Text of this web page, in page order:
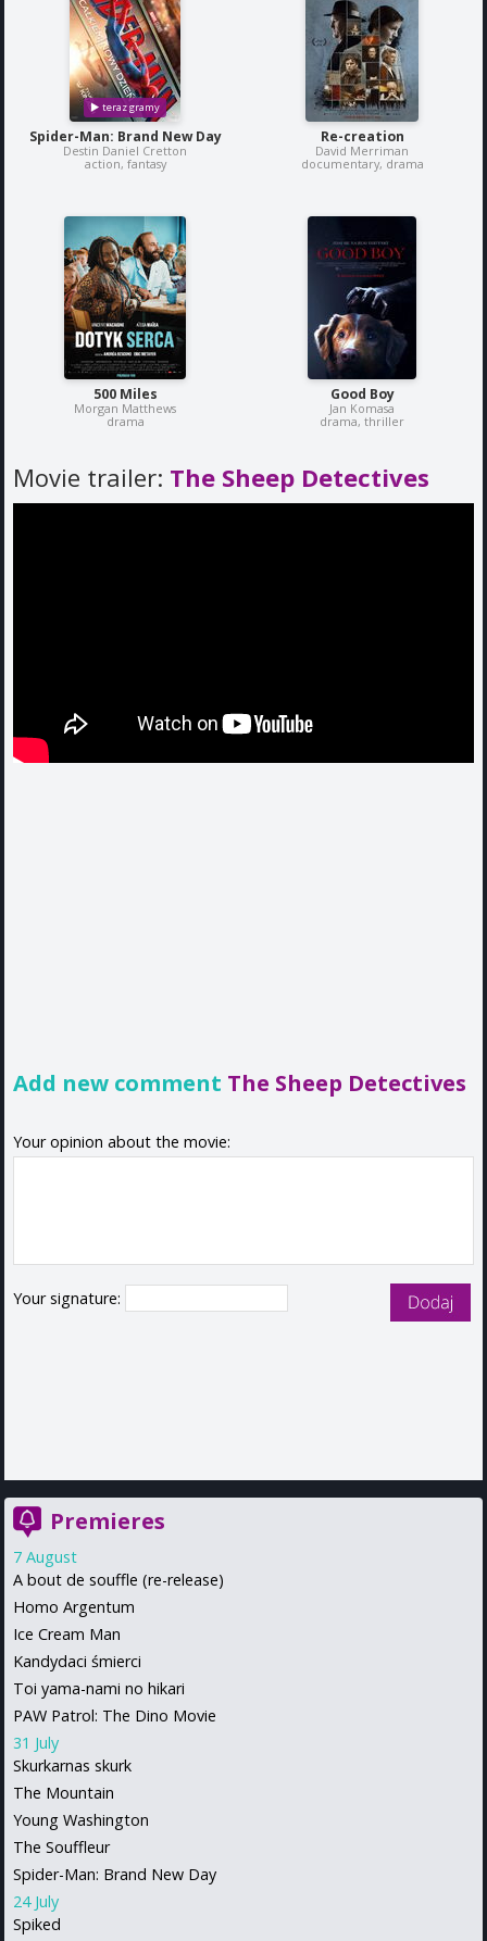
Spider-Man: Brand New Day
Destin Daniel Cretton
action, fantasy
Re-creation
David Merriman
documentary, drama
500 Miles
Morgan Matthews
drama
Good Boy
Jan Komasa
drama, thriller
Movie trailer: The Sheep Detectives
Add new comment The Sheep Detectives
Your opinion about the movie:
Your signature:
Premieres
7 August
A bout de souffle (re-release)
Homo Argentum
Ice Cream Man
Kandydaci śmierci
Toi yama-nami no hikari
PAW Patrol: The Dino Movie
31 July
Skurkarnas skurk
The Mountain
Young Washington
The Souffleur
Spider-Man: Brand New Day
24 July
Spiked